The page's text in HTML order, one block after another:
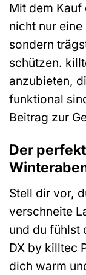
Mit dem Kauf
nicht nur
sondern
schützen.
anzubieten,
funktional
Beitrag zur
Der
Stell dir vor,
verschneite
und du fühlst
DX by killtec
dich warm